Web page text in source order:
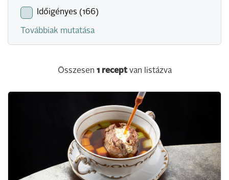
Időigényes (166)
Továbbiak mutatása
Összesen 1 receptvan listázva